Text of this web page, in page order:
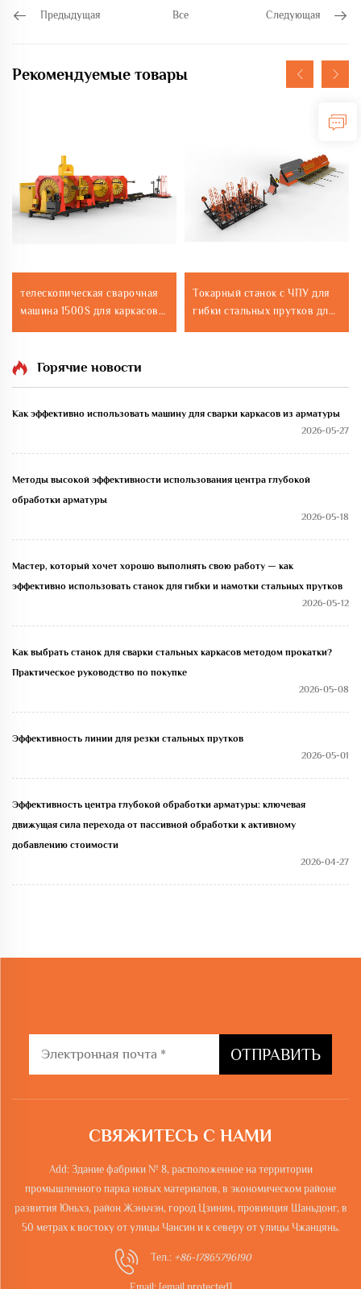
Предыдущая Все Следующая
Рекомендуемые товары
телескопическая сварочная
машина 1500S для каркасов
Токарный станок с ЧПУ для
гибки стальных прутков для
Горячие новости
Как эффективно использовать машину для сварки каркасов из арматуры
2026-05-27
Методы высокой эффективности использования центра глубокой
обработки арматуры
2026-05-18
Мастер, который хочет хорошо выполнять свою работу — как
эффективно использовать станок для гибки и намотки стальных прутков
2026-05-12
Как выбрать станок для сварки стальных каркасов методом прокатки?
Практическое руководство по покупке
2026-05-08
Эффективность линии для резки стальных прутков
2026-05-01
Эффективность центра глубокой обработки арматуры: ключевая
движущая сила перехода от пассивной обработки к активному
добавлению стоимости
2026-04-27
ОТПРАВИТЬ
СВЯЖИТЕСЬ С НАМИ
Add: Здание фабрики № 8, расположенное на территории
промышленного парка новых материалов, в экономическом районе
развития Юньхэ, район Жэньчэн, город Цзинин, провинция Шаньдонг, в
50 метрах к востоку от улицы Чансин и к северу от улицы Чжанцянь.
Тел.: +86-17865796190